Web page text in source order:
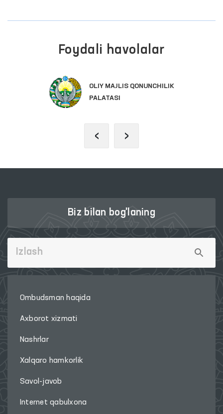
Foydali havolalar
QONUNCHILIK
INTERAKTIV
‹ ›
Biz bilan bog'laning
Ombudsman haqida
Axborot xizmati
Nashrlar
Xalqaro hamkorlik
Savol-javob
Internet qabulxona